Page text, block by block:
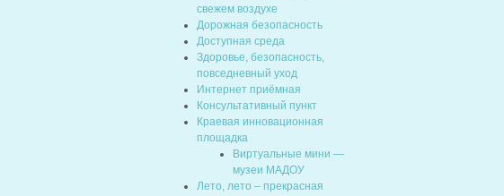
свежем воздухе
Дорожная безопасность
Доступная среда
Здоровье, безопасность,
повседневный уход
Интернет приёмная
Консультативный пункт
Краевая инновационная
площадка
Виртуальные мини —
музеи МАДОУ
Лето, лето – прекрасная